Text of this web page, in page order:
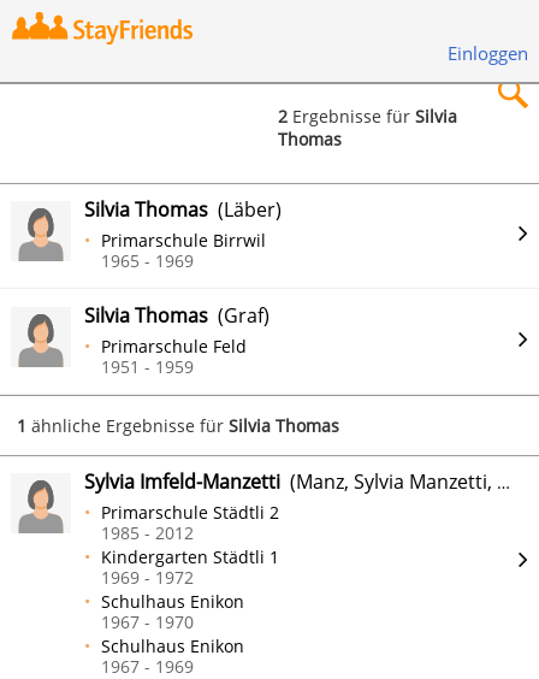
Einloggen
Suchen
2Ergebnisse für Silvia
Thomas
Silvia Thomas (Läber)
Primarschule Birrwil
1965 - 1969
Silvia Thomas (Graf)
Primarschule Feld
1951 - 1959
1 ähnliche Ergebnisse fürSilvia Thomas
Sylvia Imfeld-Manzetti (Manz, Sylvia Manzetti, Thomas Herger)
Primarschule Städtli 2
1985 - 2012
Kindergarten Städtli 1
1969 - 1972
Schulhaus Enikon
1967 - 1970
Schulhaus Enikon
1967 - 1969